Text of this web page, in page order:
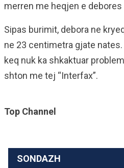
merren me heqjen e
Sipas burimit, debora ne
ne 23 centimetra gjate
keq nuk ka shkaktuar
shton me tej “Interfax”.
Top Channel
SONDAZH